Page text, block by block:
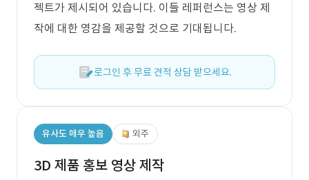
젝트가 제시되어 있습니다. 이들 레퍼런스는 영상 제
작에 대한 영감을 제공할 것으로 기대됩니다.
로그인 후 무료 견적 상담 받으세요.
유사도 매우 높음 외주
3D 제품 홍보 영상 제작